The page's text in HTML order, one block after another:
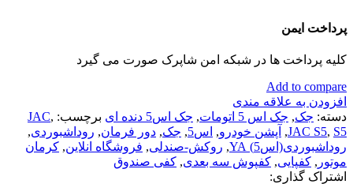
پرداخت ایمن
کلیه پرداخت ها در شبکه امن شاپرک صورت می گیرد
Add to compare
افزودن به علاقه مندی
دسته: جک, جک اس 5 اتومات , جک اس5 دنده ای برچسب: JAC,
JAC S5, S5
, آپشن خودرو, اس5 , جک, دور فرمان, روداشبوردی,
روداشبوردی(اس5) YA
, روکش-صندلی, فروشگاه انلاین, کرمان
موتور , کفپایی, کفپوش سه بعدی, کفی صندوق
اشتراک گذاری: